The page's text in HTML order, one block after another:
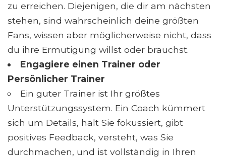
zu erreichen. Diejenigen, die dir am nächsten
stehen, sind wahrscheinlich deine größten
Fans, wissen aber möglicherweise nicht, dass
du ihre Ermutigung willst oder brauchst.
Engagiere einen Trainer oder
Persönlicher Trainer
Ein guter Trainer ist Ihr größtes
Unterstützungssystem. Ein Coach kümmert
sich um Details, hält Sie fokussiert, gibt
positives Feedback, versteht, was Sie
durchmachen, und ist vollständig in Ihren